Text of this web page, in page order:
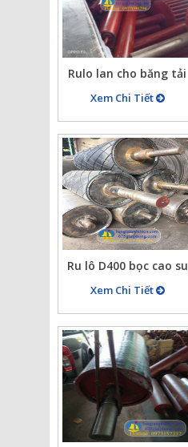
Rulo lan cho băng tải
cao su chịu lực kéo tốt
Xem Chi Tiết
Ru lô D400 bọc cao su
tạo nhám ca rô, dài
850mm cao su dày
20mm
Xem Chi Tiết